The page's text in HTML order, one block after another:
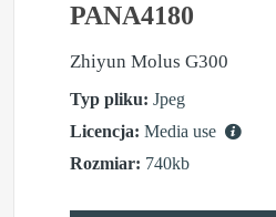
PANA4180
Zhiyun Molus G300
Typ pliku: Jpeg
Licencja: Media use
Rozmiar: 740kb